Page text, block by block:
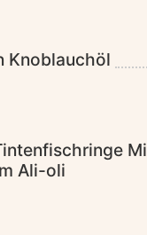
Knoblauchöl
Ali-oli